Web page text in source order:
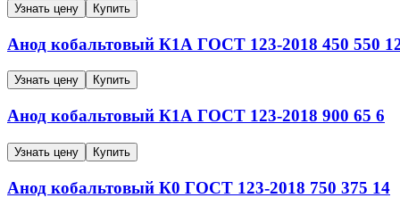
Узнать цену Купить
Анод кобальтовый К1А ГОСТ 123-2018 450 550
Узнать цену Купить
Анод кобальтовый К1А ГОСТ 123-2018 900 65 6
Узнать цену Купить
Анод кобальтовый К0 ГОСТ 123-2018 750 375 14